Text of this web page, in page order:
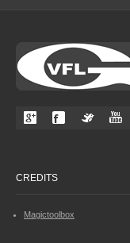
CREDITS
Magictoolbox